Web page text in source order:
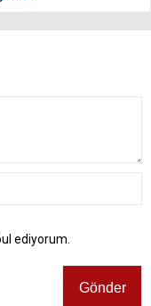
ediyorum.